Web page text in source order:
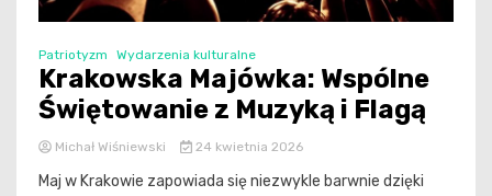
Patriotyzm Wydarzenia kulturalne
Krakowska Majówka: Wspólne
Świętowanie z Muzyką i Flagą
Michał Wiśniewski 24 kwietnia 2026
Maj w Krakowie zapowiada się niezwykle barwnie dzięki